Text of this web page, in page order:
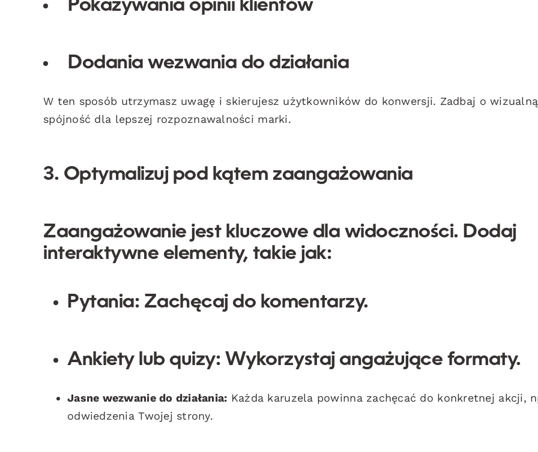
Pokazywania opinii klientów
Dodania wezwania do działania
W ten sposób utrzymasz uwagę i skierujesz użytkowników do konwersji. Zadbaj o wizualną
spójność dla lepszej rozpoznawalności marki.
3. Optymalizuj pod kątem zaangażowania
Zaangażowanie jest kluczowe dla widoczności. Dodaj
interaktywne elementy, takie jak:
Pytania: Zachęcaj do komentarzy.
Ankiety lub quizy: Wykorzystaj angażujące formaty.
Jasne wezwanie do działania: Każda karuzela powinna zachęcać do konkretnej akcji,
odwiedzenia Twojej strony.